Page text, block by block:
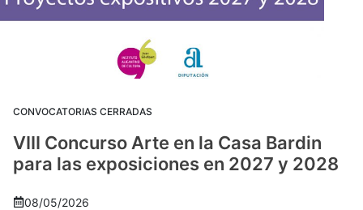
CONVOCATORIAS CERRADAS
VIII Concurso Arte en la Casa Bardin
para las exposiciones en 2027 y 2028
08/05/2026